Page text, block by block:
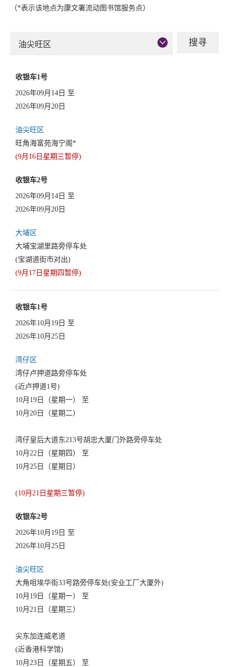
（*表示该地点为康文署流动图书馆服务点）
油尖旺区
收银车1号
2026年09月14日 至
2026年09月20日
油尖旺区
旺角海富苑海宁阁*
(9月16日星期三暂停)
收银车2号
2026年09月14日 至
2026年09月20日
大埔区
大埔宝湖里路旁停车处
(宝湖道街市对出)
(9月17日星期四暂停)
收银车1号
2026年10月19日 至
2026年10月25日
湾仔区
湾仔卢押道路旁停车处
(近卢押道1号)
10月19日（星期一） 至
10月20日（星期二）
湾仔皇后大道东213号胡忠大厦门外路旁停车处
10月22日（星期四） 至
10月25日（星期日）
(10月21日星期三暂停)
收银车2号
2026年10月19日 至
2026年10月25日
油尖旺区
大角咀埃华街33号路旁停车处(安业工厂大厦外)
10月19日（星期一） 至
10月21日（星期三）
尖东加连威老道
(近香港科学馆)
10月23日（星期五） 至